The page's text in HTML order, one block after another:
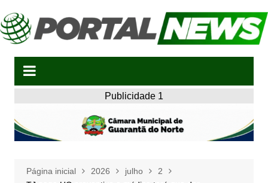
para
o
Publicidade 1
Página inicial 2026 julho
2